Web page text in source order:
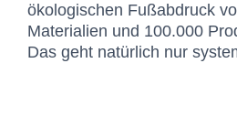
ökologischen Fußabdruck
Materialien und 100.000
Das geht natürlich nur